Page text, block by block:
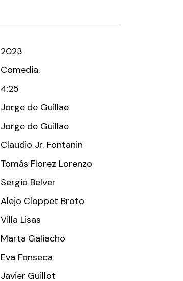
2023
Comedia.
4:25
Jorge de Guillae
Jorge de Guillae
Claudio Jr. Fontanin
Tomás Florez Lorenzo
Sergio Belver
Alejo Cloppet Broto
Villa Lisas
Marta Galiacho
Eva Fonseca
Javier Guillot